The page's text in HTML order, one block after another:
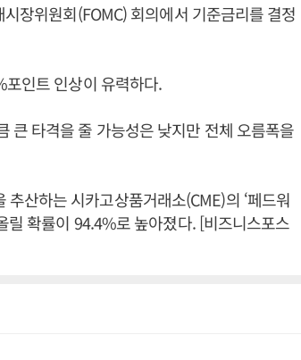
장위원회(FOMC) 회의에서 기준금리를 결정
인트 인상이 유력하다.
큰 타격을 줄 가능성은 낮지만 전체 오름폭을
산하는 시카고상품거래소(CME)의 ‘페드워
릴 확률이 94.4%로 높아졌다. [비즈니스포스